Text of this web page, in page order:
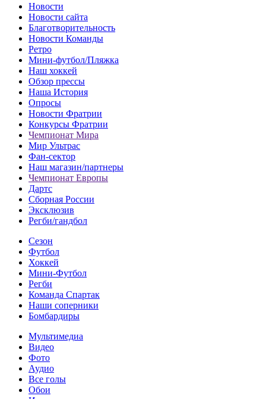
Новости
Новости сайта
Благотворительность
Новости Команды
Ретро
Мини-футбол/Пляжка
Наш хоккей
Обзор прессы
Наша История
Опросы
Новости Фратрии
Конкурсы Фратрии
Чемпионат Мира
Мир Ультрас
Фан-cектор
Наш магазин/партнеры
Чемпионат Европы
Дартс
Сборная России
Эксклюзив
Регби/гандбол
Сезон
Футбол
Хоккей
Мини-Футбол
Регби
Команда Спартак
Наши соперники
Бомбардиры
Мультимедиа
Видео
Фото
Аудио
Все голы
Обои